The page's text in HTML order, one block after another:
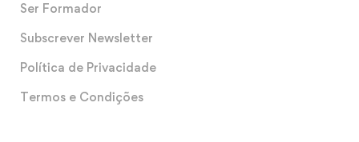
Ser Formador
Subscrever Newsletter
Política de Privacidade
Termos e Condições